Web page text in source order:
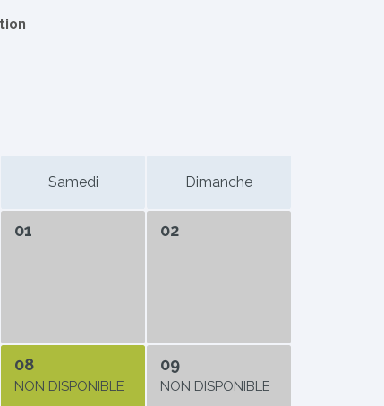
Samedi Dimanche
01 02
08
NON DISPONIBLE
09
NON DISPONIBLE